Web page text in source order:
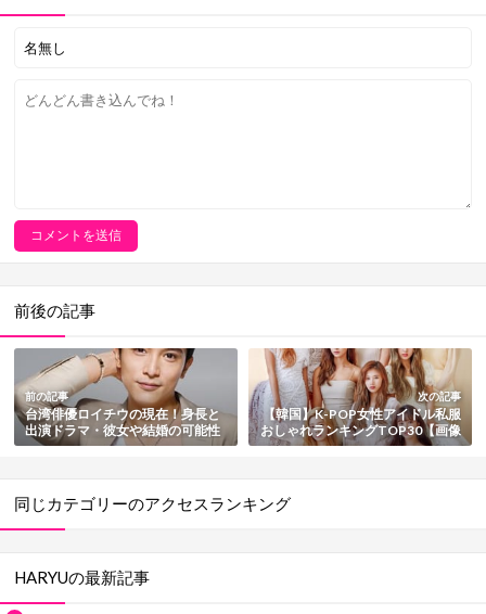
前後の記事
前の記事
台湾俳優ロイチウの現在！身長と
出演ドラマ・彼女や結婚の可能性
も総まとめ
次の記事
【韓国】K-POP女性アイドル私服
おしゃれランキングTOP30【画像
大量】
同じカテゴリーのアクセスランキング
HARYUの最新記事